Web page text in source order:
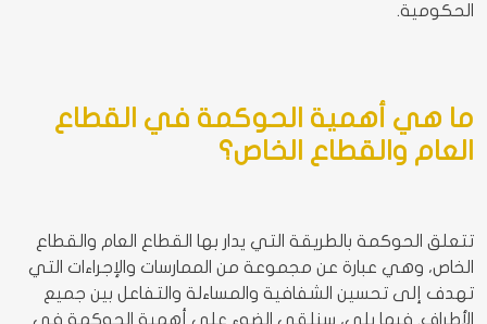
الحكومية.
ما هي أهمية الحوكمة في القطاع
العام والقطاع الخاص؟
تتعلق الحوكمة بالطريقة التي يدار بها القطاع العام والقطاع
الخاص، وهي عبارة عن مجموعة من الممارسات والإجراءات التي
تهدف إلى تحسين الشفافية والمساءلة والتفاعل بين جميع
الأطراف. فيما يلي، سنلقي الضوء على أهمية الحوكمة في